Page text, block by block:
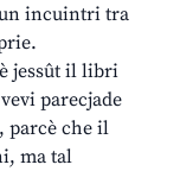
incuintri tra
jessût il libri
parecjade
parcè che il
ma tal